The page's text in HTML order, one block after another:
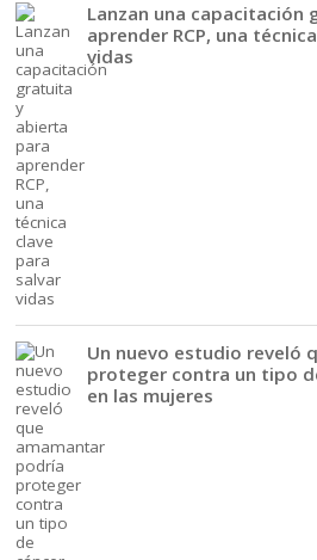
Lanzan una
aprender RCP, una
vidas
Un nuevo estudio reveló
proteger contra un tipo
en las mujeres